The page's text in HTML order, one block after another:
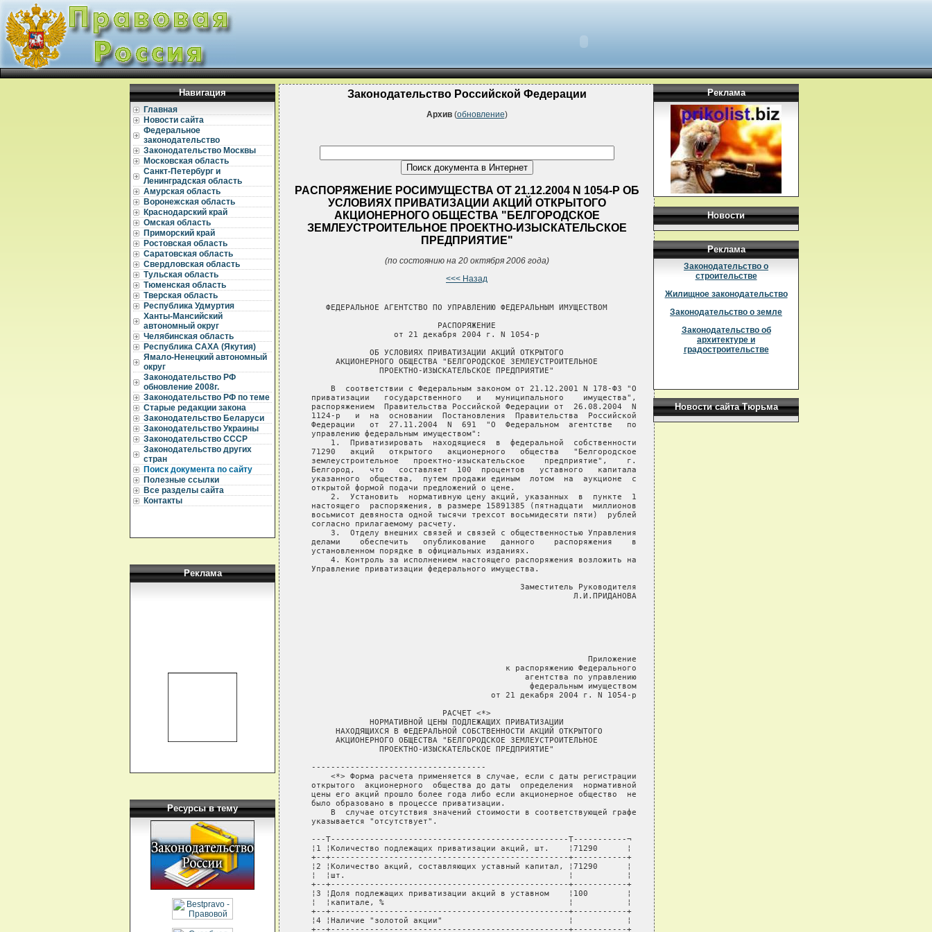
Навигация
Главная
Новости сайта
Федеральное
законодательство
Законодательство Москвы
Московская область
Санкт-Петербург и
Ленинградская область
Амурская область
Воронежская область
Краснодарский край
Омская область
Приморский край
Ростовская область
Саратовская область
Свердловская область
Тульская область
Тюменская область
Тверская область
Республика Удмуртия
Ханты-Мансийский
автономный округ
Челябинская область
Республика САХА (Якутия)
Ямало-Ненецкий автономный
округ
Законодательство РФ
обновление 2008г.
Законодательство РФ по теме
Старые редакции закона
Законодательство Беларуси
Законодательство Украины
Законодательство СССР
Законодательство других
стран
Поиск документа по сайту
Полезные ссылки
Все разделы сайта
Контакты
Реклама
Ресурсы в тему
Законодательство Российской Федерации
Архив (обновление)
РАСПОРЯЖЕНИЕ РОСИМУЩЕСТВА ОТ 21.12.2004 N 1054-Р ОБ
УСЛОВИЯХ ПРИВАТИЗАЦИИ АКЦИЙ ОТКРЫТОГО
АКЦИОНЕРНОГО ОБЩЕСТВА "БЕЛГОРОДСКОЕ
ЗЕМЛЕУСТРОИТЕЛЬНОЕ ПРОЕКТНО-ИЗЫСКАТЕЛЬСКОЕ
ПРЕДПРИЯТИЕ"
(по состоянию на 20 октября 2006 года)
<<< Назад
      ФЕДЕРАЛЬНОЕ АГЕНТСТВО ПО УПРАВЛЕНИЮ ФЕДЕРАЛЬНЫМ ИМУЩЕСТВОМ
                             РАСПОРЯЖЕНИЕ
                    от 21 декабря 2004 г. N 1054-р
               ОБ УСЛОВИЯХ ПРИВАТИЗАЦИИ АКЦИЙ ОТКРЫТОГО
        АКЦИОНЕРНОГО ОБЩЕСТВА "БЕЛГОРОДСКОЕ ЗЕМЛЕУСТРОИТЕЛЬНОЕ
                 ПРОЕКТНО-ИЗЫСКАТЕЛЬСКОЕ ПРЕДПРИЯТИЕ"
       В  соответствии с Федеральным законом от 21.12.2001 N 178-ФЗ "О
   приватизации   государственного   и   муниципального    имущества",
   распоряжением  Правительства Российской Федерации от  26.08.2004  N
   1124-р   и  на  основании  Постановления  Правительства  Российской
   Федерации   от  27.11.2004  N  691  "О  Федеральном  агентстве   по
   управлению федеральным имуществом":
       1.  Приватизировать  находящиеся  в  федеральной  собственности
   71290   акций   открытого   акционерного   общества   "Белгородское
   землеустроительное   проектно-изыскательское    предприятие",    г.
   Белгород,   что   составляет  100  процентов   уставного   капитала
   указанного  общества,  путем продажи единым  лотом  на  аукционе  с
   открытой формой подачи предложений о цене.
       2.  Установить  нормативную цену акций, указанных  в  пункте  1
   настоящего  распоряжения, в размере 15891385 (пятнадцати  миллионов
   восьмисот девяноста одной тысячи трехсот восьмидесяти пяти)  рублей
   согласно прилагаемому расчету.
       3.  Отделу внешних связей и связей с общественностью Управления
   делами    обеспечить   опубликование   данного    распоряжения    в
   установленном порядке в официальных изданиях.
       4. Контроль за исполнением настоящего распоряжения возложить на
   Управление приватизации федерального имущества.
                                              Заместитель Руководителя
                                                         Л.И.ПРИДАНОВА
                                                            Приложение
                                           к распоряжению Федерального
                                               агентства по управлению
                                                федеральным имуществом
                                        от 21 декабря 2004 г. N 1054-р
                              РАСЧЕТ <*>
               НОРМАТИВНОЙ ЦЕНЫ ПОДЛЕЖАЩИХ ПРИВАТИЗАЦИИ
        НАХОДЯЩИХСЯ В ФЕДЕРАЛЬНОЙ СОБСТВЕННОСТИ АКЦИЙ ОТКРЫТОГО
        АКЦИОНЕРНОГО ОБЩЕСТВА "БЕЛГОРОДСКОЕ ЗЕМЛЕУСТРОИТЕЛЬНОЕ
                 ПРОЕКТНО-ИЗЫСКАТЕЛЬСКОЕ ПРЕДПРИЯТИЕ"
   ------------------------------------
       <*> Форма расчета применяется в случае, если с даты регистрации
   открытого  акционерного  общества до даты  определения  нормативной
   цены его акций прошло более года либо если акционерное общество  не
   было образовано в процессе приватизации.
       В  случае отсутствия значений стоимости в соответствующей графе
   указывается "отсутствует".
   ---T-------------------------------------------------T-----------¬
   ¦1 ¦Количество подлежащих приватизации акций, шт.    ¦71290      ¦
   +--+-------------------------------------------------+-----------+
   ¦2 ¦Количество акций, составляющих уставный капитал, ¦71290      ¦
   ¦  ¦шт.                                              ¦           ¦
   +--+-------------------------------------------------+-----------+
   ¦3 ¦Доля подлежащих приватизации акций в уставном    ¦100        ¦
   ¦  ¦капитале, %                                      ¦           ¦
   +--+-------------------------------------------------+-----------+
   ¦4 ¦Наличие "золотой акции"                          ¦           ¦
   +--+-------------------------------------------------+-----------+
Реклама
Новости
Реклама
Законодательство о
строительстве
Жилищное законодательство
Законодательство о земле
Законодательство об
архитектуре и
градостроительстве
Новости сайта Тюрьма